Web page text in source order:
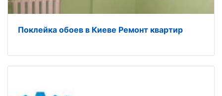
Поклейка обоев в Киеве Ремонт квартир